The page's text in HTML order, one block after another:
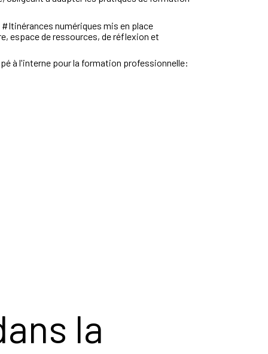
numériques mis en place
espace de ressources, de réflexion et
à l'interne pour la formation professionnelle:
la